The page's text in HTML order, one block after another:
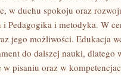
w duchu spokoju oraz
i Pedagogika i metodyka. W
jego możliwości. Edukacja
do dalszej nauki, dlatego
w pisaniu oraz w